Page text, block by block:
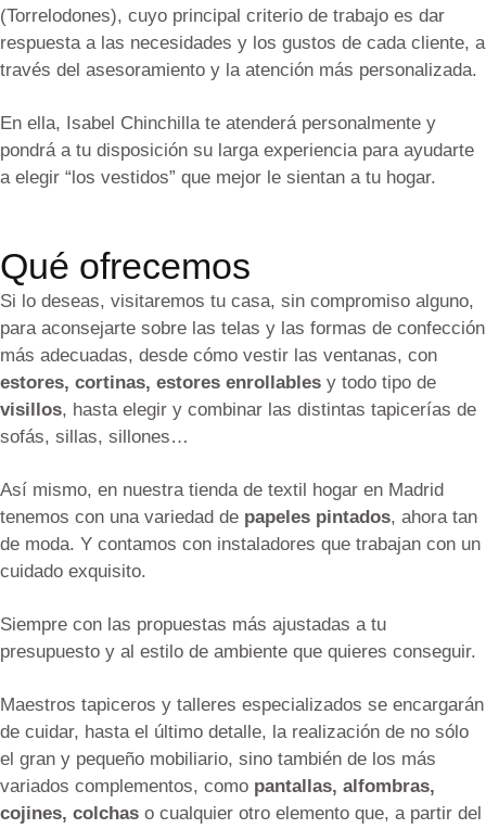
(Torrelodones), cuyo principal criterio de trabajo es dar
respuesta a las necesidades y los gustos de cada cliente, a
través del asesoramiento y la atención más personalizada.
En ella, Isabel Chinchilla te atenderá personalmente y
pondrá a tu disposición su larga experiencia para ayudarte
a elegir “los vestidos” que mejor le sientan a tu hogar.
Qué ofrecemos
Si lo deseas, visitaremos tu casa, sin compromiso alguno,
para aconsejarte sobre las telas y las formas de confección
más adecuadas, desde cómo vestir las ventanas, con
estores, cortinas, estores enrollables y todo tipo de
visillos, hasta elegir y combinar las distintas tapicerías de
sofás, sillas, sillones…
Así mismo, en nuestra tienda de textil hogar en Madrid
tenemos con una variedad de papeles pintados, ahora tan
de moda. Y contamos con instaladores que trabajan con un
cuidado exquisito.
Siempre con las propuestas más ajustadas a tu
presupuesto y al estilo de ambiente que quieres conseguir.
Maestros tapiceros y talleres especializados se encargarán
de cuidar, hasta el último detalle, la realización de no sólo
el gran y pequeño mobiliario, sino también de los más
variados complementos, como pantallas, alfombras,
cojines, colchas o cualquier otro elemento que, a partir del